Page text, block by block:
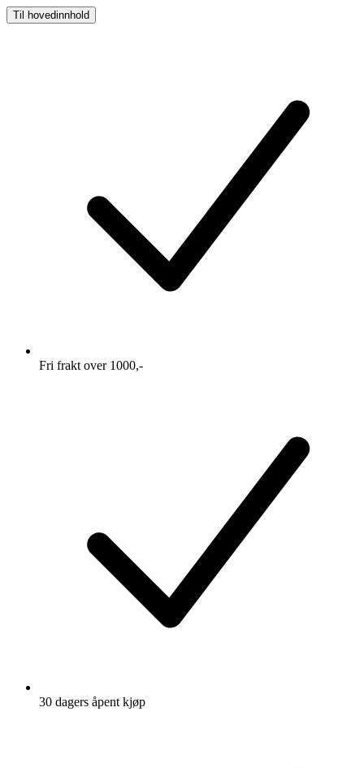
Til hovedinnhold
Fri frakt over 1000,-
30 dagers åpent kjøp